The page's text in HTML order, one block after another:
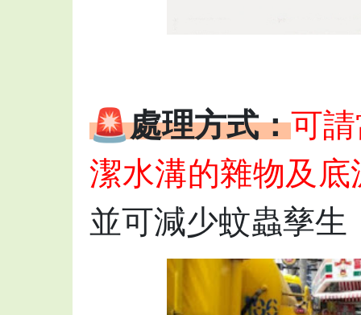
🚨處理方式：可
潔水溝的雜物及底
並可減少蚊蟲孳生